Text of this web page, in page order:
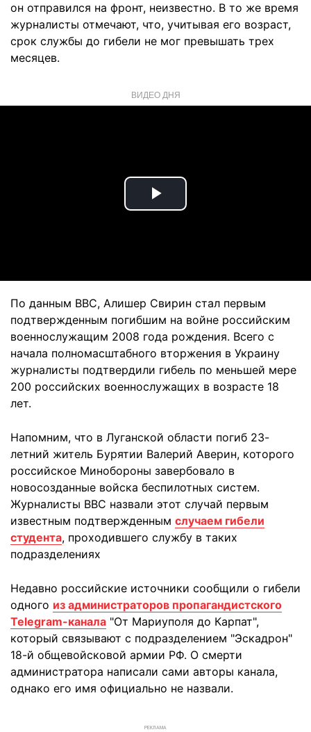
он отправился на фронт, неизвестно. В то же время
журналисты отмечают, что, учитывая его возраст,
срок службы до гибели не мог превышать трех
месяцев.
ВИДЕО ДНЯ
Play
По данным BBC, Алишер Свирин стал первым
подтвержденным погибшим на войне российским
военнослужащим 2008 года рождения. Всего с
начала полномасштабного вторжения в Украину
журналисты подтвердили гибель по меньшей мере
200 российских военнослужащих в возрасте 18
лет.
Напомним, что в Луганской области погиб 23-
летний житель Бурятии Валерий Аверин, которого
российское Минобороны завербовало в
новосозданные войска беспилотных систем.
Журналисты BBC назвали этот случай первым
известным подтвержденным случаем гибели
студента, проходившего службу в таких
подразделениях
Недавно российские источники сообщили о гибели
одного из администраторов пропагандистского
Telegram-канала "От Мариуполя до Карпат",
который связывают с подразделением "Эскадрон"
18-й общевойсковой армии РФ. О смерти
администратора написали сами авторы канала,
однако его имя официально не назвали.
РЕКЛАМА